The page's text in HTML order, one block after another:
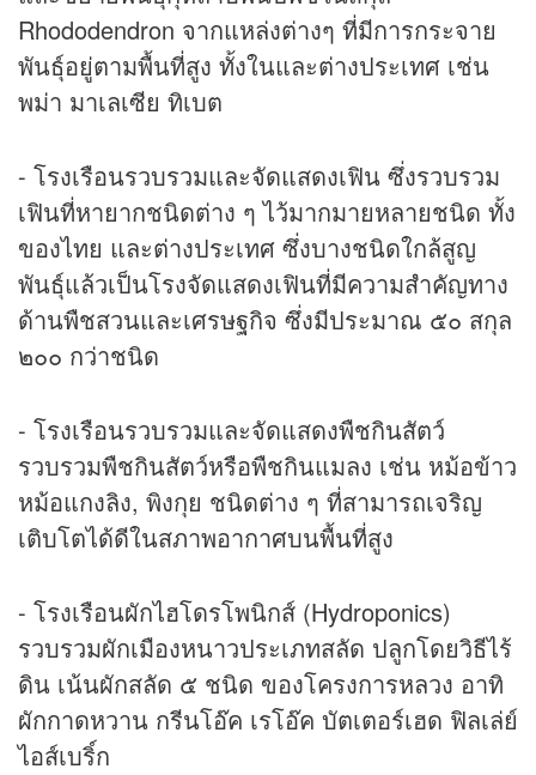
Rhododendron จากแหล่งต่างๆ ที่มีการกระจาย
พันธุ์อยู่ตามพื้นที่สูง ทั้งในและต่างประเทศ เช่น
พม่า มาเลเซีย ทิเบต
- โรงเรือนรวบรวมและจัดแสดงเฟิน ซึ่งรวบรวม
เฟินที่หายากชนิดต่าง ๆ ไว้มากมายหลายชนิด ทั้ง
ของไทย และต่างประเทศ ซึ่งบางชนิดใกล้สูญ
พันธุ์แล้วเป็นโรงจัดแสดงเฟินที่มีความสำคัญทาง
ด้านพืชสวนและเศรษฐกิจ ซึ่งมีประมาณ ๕๐ สกุล
๒๐๐ กว่าชนิด
- โรงเรือนรวบรวมและจัดแสดงพืชกินสัตว์
รวบรวมพืชกินสัตว์หรือพืชกินแมลง เช่น หม้อข้าว
หม้อแกงลิง, พิงกุย ชนิดต่าง ๆ ที่สามารถเจริญ
เติบโตได้ดีในสภาพอากาศบนพื้นที่สูง
- โรงเรือนผักไฮโดรโพนิกส์ (Hydroponics)
รวบรวมผักเมืองหนาวประเภทสลัด ปลูกโดยวิธีไร้
ดิน เน้นผักสลัด ๕ ชนิด ของโครงการหลวง อาทิ
ผักกาดหวาน กรีนโอ๊ค เรโอ๊ค บัตเตอร์เฮด ฟิลเล่ย์
ไอส์เบริ์ก